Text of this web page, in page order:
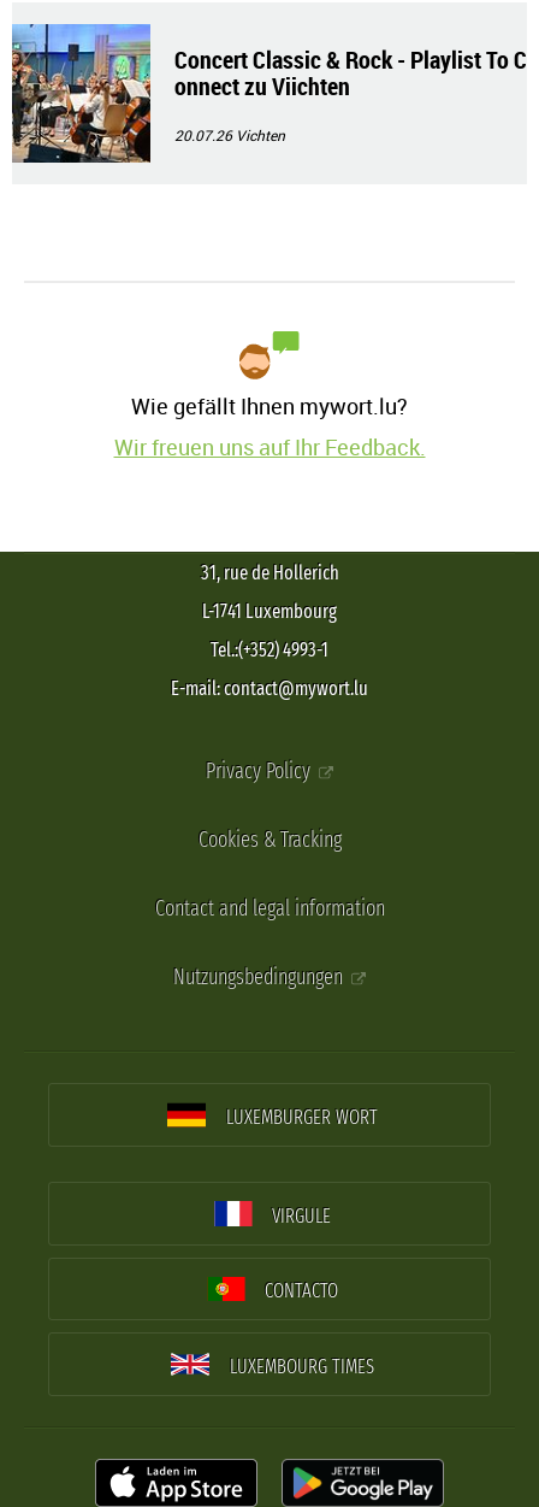
Concert Classic & Rock - Playlist To C
onnect zu Viichten
20.07.26 Vichten
Wie gefällt Ihnen mywort.lu?
Wir freuen uns auf Ihr Feedback.
31, rue de Hollerich
L-1741 Luxembourg
Tel.:(+352) 4993-1
E-mail: contact@mywort.lu
Privacy Policy
Cookies & Tracking
Contact and legal information
Nutzungsbedingungen
LUXEMBURGER WORT
VIRGULE
CONTACTO
LUXEMBOURG TIMES